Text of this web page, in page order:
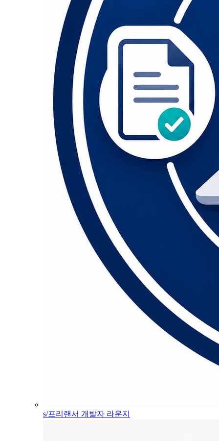
s/프리랜서 개발자 라운지